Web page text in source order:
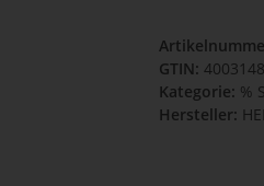
GTIN:
Kategorie: %
Hersteller: